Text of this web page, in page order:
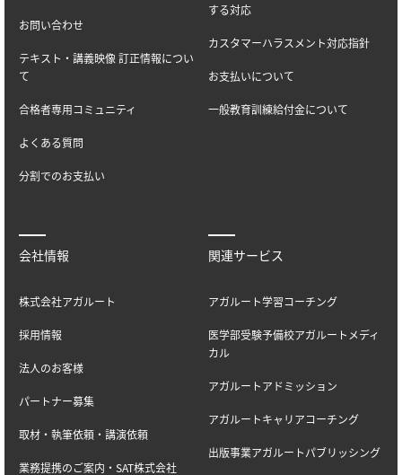
お問い合わせ
テキスト・講義映像 訂正情報につい
て
合格者専用コミュニティ
よくある質問
分割でのお支払い
する対応
カスタマーハラスメント対応指針
お支払いについて
一般教育訓練給付金について
会社情報
株式会社アガルート
採用情報
法人のお客様
パートナー募集
取材・執筆依頼・講演依頼
業務提携のご案内・SAT株式会社
関連サービス
アガルート学習コーチング
医学部受験予備校アガルートメディ
カル
アガルートアドミッション
アガルートキャリアコーチング
出版事業アガルートパブリッシング